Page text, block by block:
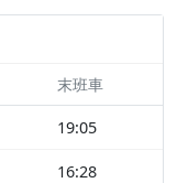
末班車
19:05
16:28